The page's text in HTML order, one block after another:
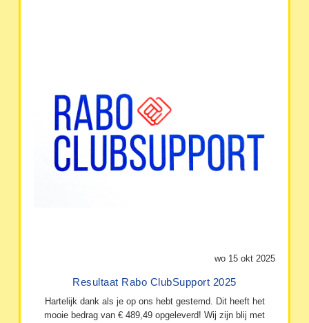
wo 15 okt 2025
Resultaat Rabo ClubSupport 2025
Hartelijk dank als je op ons hebt gestemd. Dit heeft het
mooie bedrag van € 489,49 opgeleverd! Wij zijn blij met